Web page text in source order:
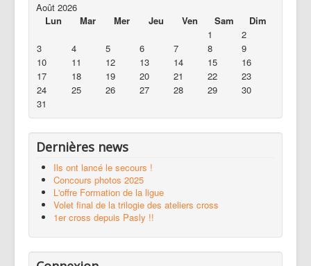
Août 2026
Lun
Mar Mer Jeu Ven Sam
Dim
1
2
3
4 5 6 7 8
9
10
11 12 13 14 15
16
17
18 19 20 21 22
23
24
25 26 27 28 29
30
31
Dernières news
Ils ont lancé le secours !
Concours photos 2025
L'offre Formation de la ligue
Volet final de la trilogie des ateliers cross
1er cross depuis Pasly !!